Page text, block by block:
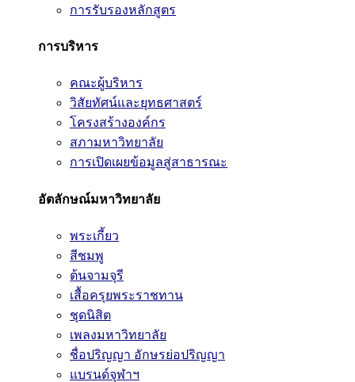
การรับรองหลักสูตร
การบริหาร
คณะผู้บริหาร
วิสัยทัศน์และยุทธศาสตร์
โครงสร้างองค์กร
สภามหาวิทยาลัย
การเปิดเผยข้อมูลสู่สาธารณะ
อัตลักษณ์มหาวิทยาลัย
พระเกี้ยว
สีชมพู
ต้นจามจุรี
เสื้อครุยพระราชทาน
ชุดนิสิต
เพลงมหาวิทยาลัย
ชื่อปริญญา อักษรย่อปริญญา
แบรนด์จุฬาฯ